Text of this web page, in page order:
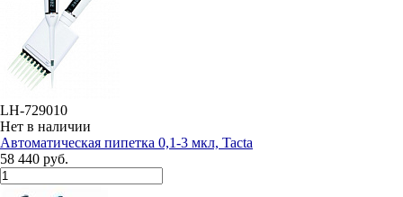
LH-729010
Нет в наличии
Автоматическая пипетка 0,1-3 мкл, Tacta
58 440 руб.